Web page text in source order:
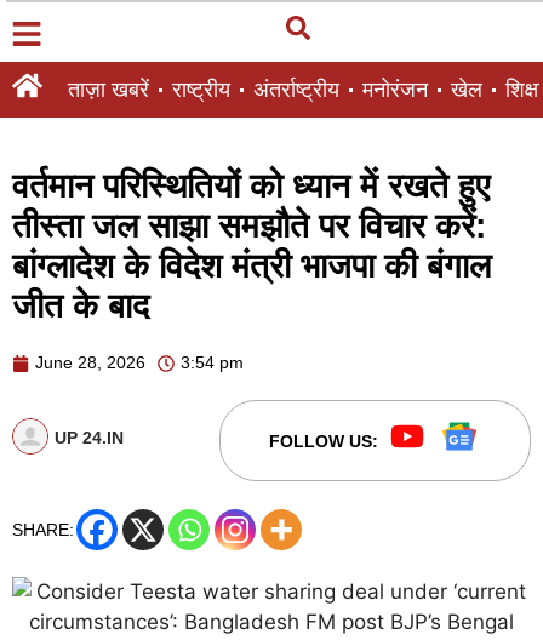
ताज़ा खबरें राष्ट्रीय अंतर्राष्ट्रीय मनोरंजन खेल शिक्षा
वर्तमान परिस्थितियों को ध्यान में रखते हुए
तीस्ता जल साझा समझौते पर विचार करें:
बांग्लादेश के विदेश मंत्री भाजपा की बंगाल
जीत के बाद
June 28, 2026 3:54 pm
UP 24.IN FOLLOW US:
SHARE: